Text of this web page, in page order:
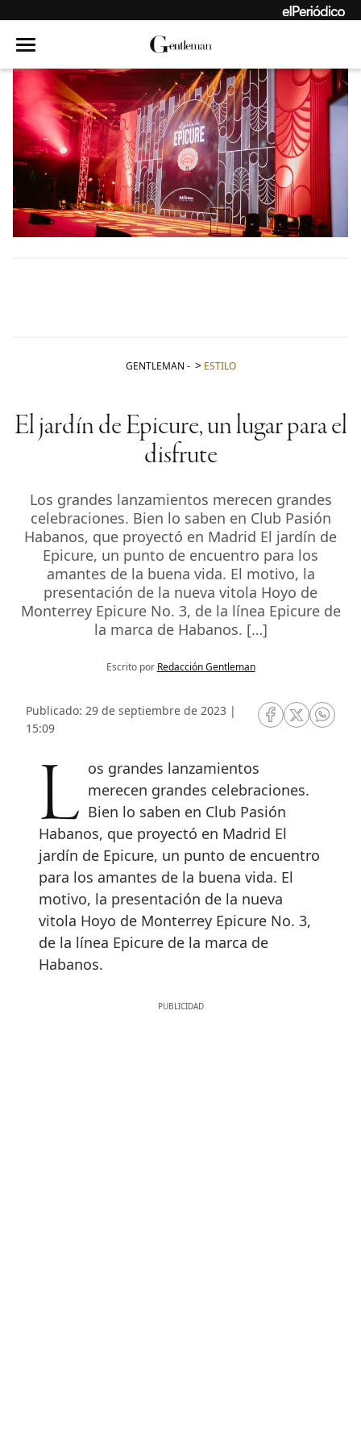
GENTLEMAN - ESTILO
El jardín de Epicure, un lugar para el
disfrute
Los grandes lanzamientos merecen grandes
celebraciones. Bien lo saben en Club Pasión
Habanos, que proyectó en Madrid El jardín de
Epicure, un punto de encuentro para los
amantes de la buena vida. El motivo, la
presentación de la nueva vitola Hoyo de
Monterrey Epicure No. 3, de la línea Epicure de
la marca de Habanos. […]
Escrito por Redacción Gentleman
Publicado: 29 de septiembre de 2023 |
15:09
RRSS Facebook
RRSSRRSS
Los grandes lanzamientos merecen grandes celebraciones.
Bien lo saben en Club Pasión
Habanos, que proyectó en Madrid El
jardín de Epicure, un punto de encuentro
para los amantes de la buena vida. El
motivo, la presentación de la nueva
vitola Hoyo de Monterrey Epicure No. 3,
de la línea Epicure de la marca de
Habanos.